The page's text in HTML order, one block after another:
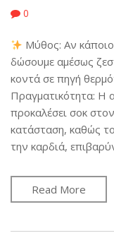
0
Μύθος: Αν
δώσουμε αμέσως
κοντά σε πηγή
Πραγματικότητα: Η
προκαλέσει σοκ
κατάσταση, καθώς
την καρδιά,
Read More